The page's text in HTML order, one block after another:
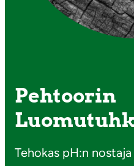
Pehtoorin
Tehokas pH:n